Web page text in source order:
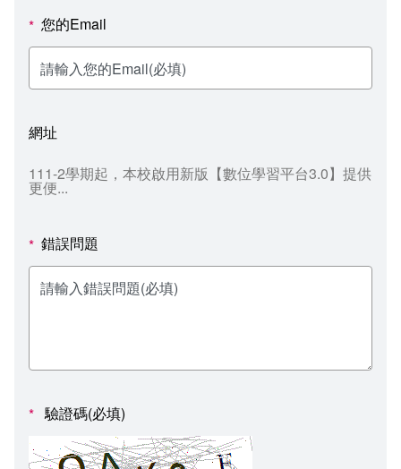
校園行事曆
報名系統
線上報名查詢
輔導處
研發處
秘書處出納組
秘書處文書組
教學媒體處
電算中心
會計室
人事室
外國語文學系
文化藝術學系
健康管理與促進學系
課程大綱
網路選課
校園行事曆
資訊服務線上報修系統
消耗品申請
教室‧會議室預約系統
線上報修最新消息
問卷調查
法令規章
政府公開資訊
常見問答
意見信箱
各單位意見信箱
諮詢信箱進度查詢
影音資訊
* 您的Email
網址
111-2學期起，本校啟用新版【數位學習平台3.0】提供
更便...
* 錯誤問題
* 驗證碼(必填)